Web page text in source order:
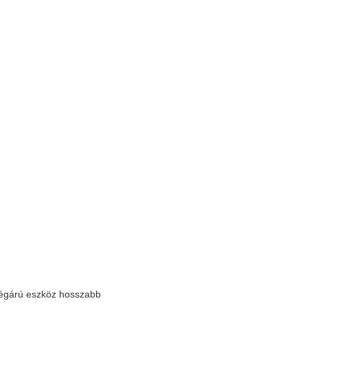
eszköz hosszabb